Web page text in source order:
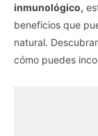
inmunológico,
beneficios que
natural.
cómo puedes